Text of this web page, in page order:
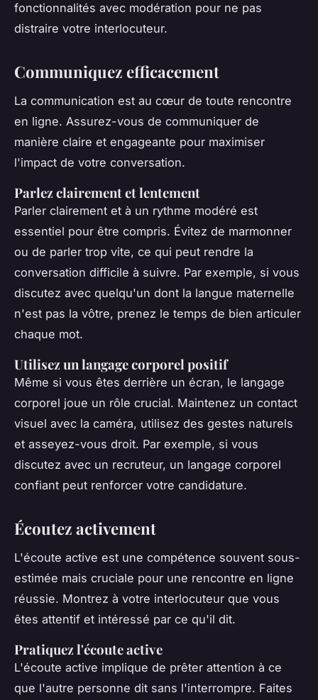
fonctionnalités avec modération pour ne pas
distraire votre interlocuteur.
Communiquez efficacement
La communication est au cœur de toute rencontre
en ligne. Assurez-vous de communiquer de
manière claire et engageante pour maximiser
l'impact de votre conversation.
Parlez clairement et lentement
Parler clairement et à un rythme modéré est
essentiel pour être compris. Évitez de marmonner
ou de parler trop vite, ce qui peut rendre la
conversation difficile à suivre. Par exemple, si vous
discutez avec quelqu'un dont la langue maternelle
n'est pas la vôtre, prenez le temps de bien articuler
chaque mot.
Utilisez un langage corporel positif
Même si vous êtes derrière un écran, le langage
corporel joue un rôle crucial. Maintenez un contact
visuel avec la caméra, utilisez des gestes naturels
et asseyez-vous droit. Par exemple, si vous
discutez avec un recruteur, un langage corporel
confiant peut renforcer votre candidature.
Écoutez activement
L'écoute active est une compétence souvent sous-
estimée mais cruciale pour une rencontre en ligne
réussie. Montrez à votre interlocuteur que vous
êtes attentif et intéressé par ce qu'il dit.
Pratiquez l'écoute active
L'écoute active implique de prêter attention à ce
que l'autre personne dit sans l'interrompre. Faites